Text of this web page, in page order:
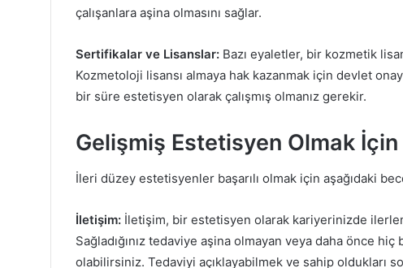
çalışanlara aşina olmasını sağlar.
Sertifikalar ve Lisanslar: Bazı eyaletler, bir kozmetik
Kozmetoloji lisansı almaya hak kazanmak için devlet
bir süre estetisyen olarak çalışmış olmanız gerekir.
Gelişmiş Estetisyen Olmak
İleri düzey estetisyenler başarılı olmak için aşağıdaki
İletişim: İletişim, bir estetisyen olarak kariyerinizde
Sağladığınız tedaviye aşina olmayan veya daha önce
olabilirsiniz. Tedaviyi açıklayabilmek ve sahip oldukları